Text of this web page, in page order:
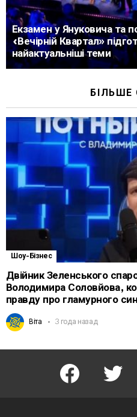
Екзамен у Януковича та
«Вечірній Квартал»
найактуальніші теми
БІЛЬШЕ
Шоу-Бізнес
Двійник Зеленського
Володимира Соловйова,
правду про гламурного
Віта 3 года назад
facebook twitter